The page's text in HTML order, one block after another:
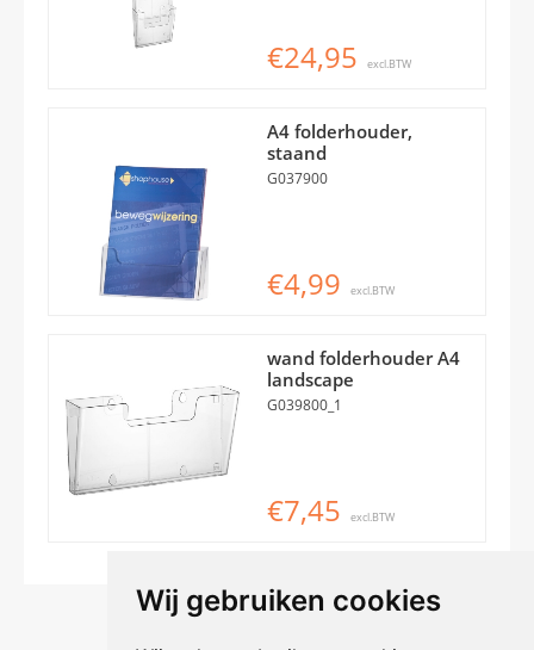
Wij gebruiken cookies
€24,95 excl.BTW
A4 folderhouder,
staand
G037900
€4,99 excl.BTW
wand folderhouder A4
landscape
G039800_1
€7,45 excl.BTW